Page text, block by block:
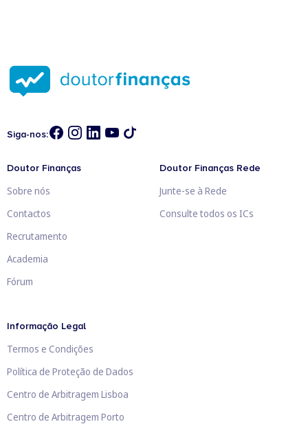
Siga-nos:
Doutor Finanças
Sobre nós
Contactos
Recrutamento
Academia
Fórum
Doutor Finanças Rede
Junte-se à Rede
Consulte todos os ICs
Informação Legal
Termos e Condições
Política de Proteção de Dados
Centro de Arbitragem Lisboa
Centro de Arbitragem Porto